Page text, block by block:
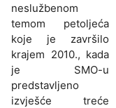
neslužbenom
temom petoljeća
koje je završilo
krajem 2010., kada
je SMO-u
predstavljeno
izvješće treće